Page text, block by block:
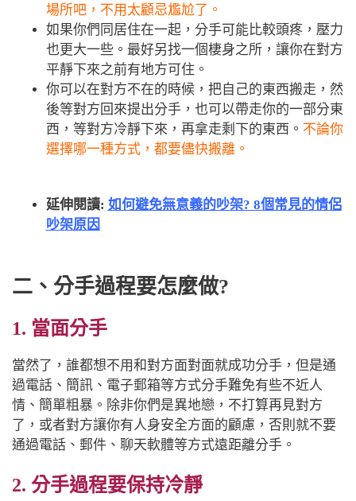
場所吧，不用太顧忌尷尬了。
如果你們同居住在一起，分手可能比較頭疼，壓力
也更大一些。最好另找一個棲身之所，讓你在對方
平靜下來之前有地方可住。
你可以在對方不在的時候，把自己的東西搬走，然
後等對方回來提出分手，也可以帶走你的一部分東
西，等對方冷靜下來，再拿走剩下的東西。 不論你
選擇哪一種方式，都要儘快搬離。
延伸閱讀: 如何避免無意義的吵架? 8個常見的情侶
吵架原因
二、分手過程要怎麼做?
1. 當面分手
當然了，誰都想不用和對方面對面就成功分手，但是通
過電話、簡訊、電子郵箱等方式分手難免有些不近人
情、簡單粗暴。除非你們是異地戀，不打算再見對方
了，或者對方讓你有人身安全方面的顧慮，否則就不要
通過電話、郵件、聊天軟體等方式遠距離分手。
2. 分手過程要保持冷靜